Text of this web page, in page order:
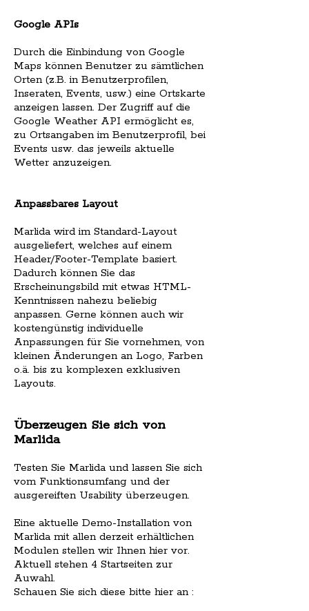
Google APIs
Durch die Einbindung von Google
Maps können Benutzer zu sämtlichen
Orten (z.B. in Benutzerprofilen,
Inseraten, Events, usw.) eine Ortskarte
anzeigen lassen. Der Zugriff auf die
Google Weather API ermöglicht es,
zu Ortsangaben im Benutzerprofil, bei
Events usw. das jeweils aktuelle
Wetter anzuzeigen.
Anpassbares Layout
Marlida wird im Standard-Layout
ausgeliefert, welches auf einem
Header/Footer-Template basiert.
Dadurch können Sie das
Erscheinungsbild mit etwas HTML-
Kenntnissen nahezu beliebig
anpassen. Gerne können auch wir
kostengünstig individuelle
Anpassungen für Sie vornehmen, von
kleinen Änderungen an Logo, Farben
o.ä. bis zu komplexen exklusiven
Layouts.
Überzeugen Sie sich von
Marlida
Testen Sie Marlida und lassen Sie sich
vom Funktionsumfang und der
ausgereiften Usability überzeugen.
Eine aktuelle Demo-Installation von
Marlida mit allen derzeit erhältlichen
Modulen stellen wir Ihnen hier vor.
Aktuell stehen 4 Startseiten zur
Auwahl.
Schauen Sie sich diese bitte hier an :